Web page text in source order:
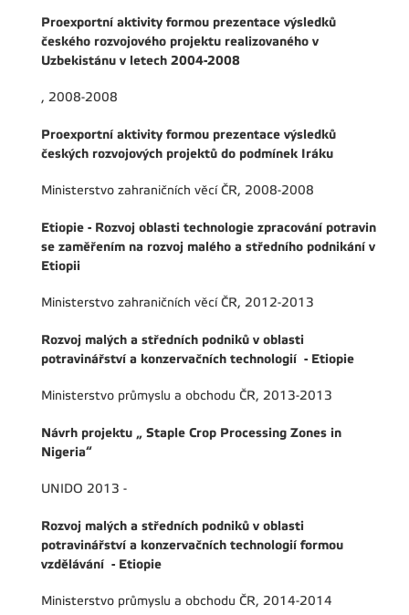
Proexportní aktivity formou prezentace výsledků
českého rozvojového projektu realizovaného v
Uzbekistánu v letech 2004-2008
, 2008-2008
Proexportní aktivity formou prezentace výsledků
českých rozvojových projektů do podmínek Iráku
Ministerstvo zahraničních věcí ČR, 2008-2008
Etiopie - Rozvoj oblasti technologie zpracování potravin
se zaměřením na rozvoj malého a středního podnikání v
Etiopii
Ministerstvo zahraničních věcí ČR, 2012-2013
Rozvoj malých a středních podniků v oblasti
potravinářství a konzervačních technologií - Etiopie
Ministerstvo průmyslu a obchodu ČR, 2013-2013
Návrh projektu „ Staple Crop Processing Zones in
Nigeria“
UNIDO 2013 -
Rozvoj malých a středních podniků v oblasti
potravinářství a konzervačních technologií formou
vzdělávání - Etiopie
Ministerstvo průmyslu a obchodu ČR, 2014-2014